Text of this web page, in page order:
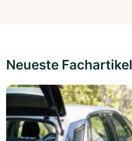
Neueste Fachartikel